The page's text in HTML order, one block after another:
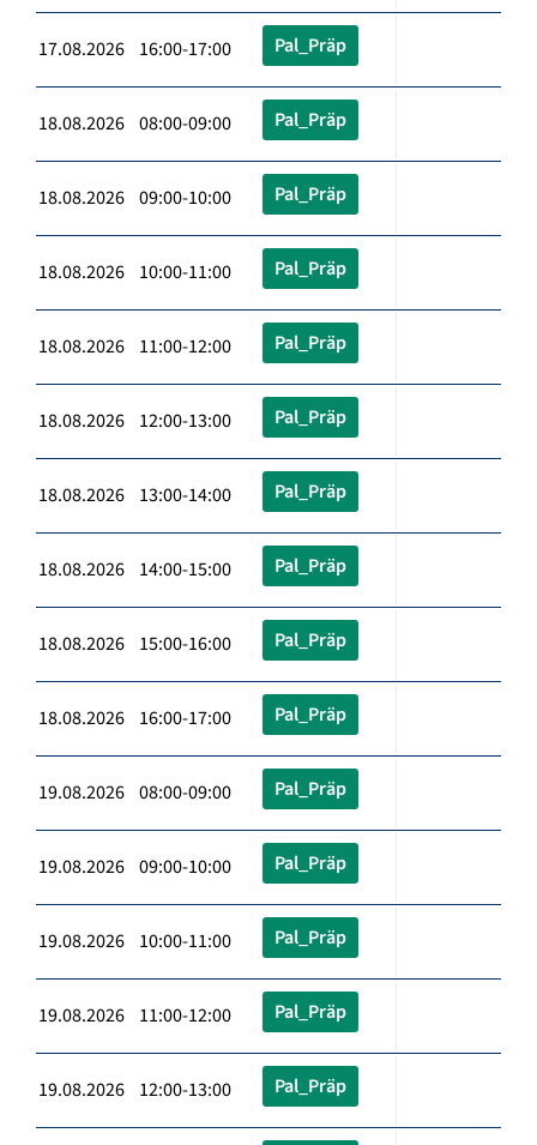
17.08.2026 16:00-17:00 Pal_Präp
18.08.2026 08:00-09:00 Pal_Präp
18.08.2026 09:00-10:00 Pal_Präp
18.08.2026 10:00-11:00 Pal_Präp
18.08.2026 11:00-12:00 Pal_Präp
18.08.2026 12:00-13:00 Pal_Präp
18.08.2026 13:00-14:00 Pal_Präp
18.08.2026 14:00-15:00 Pal_Präp
18.08.2026 15:00-16:00 Pal_Präp
18.08.2026 16:00-17:00 Pal_Präp
19.08.2026 08:00-09:00 Pal_Präp
19.08.2026 09:00-10:00 Pal_Präp
19.08.2026 10:00-11:00 Pal_Präp
19.08.2026 11:00-12:00 Pal_Präp
19.08.2026 12:00-13:00 Pal_Präp